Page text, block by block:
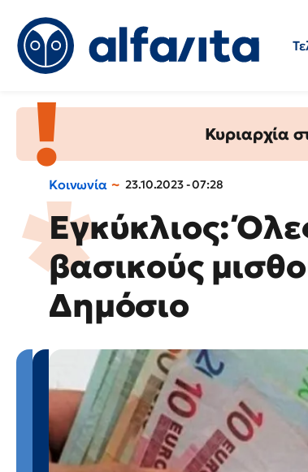
Κυριαρχία
Κοινωνία 23.10.2023 - 07:28
Εγκύκλιος:
βασικούς
Δημόσιο